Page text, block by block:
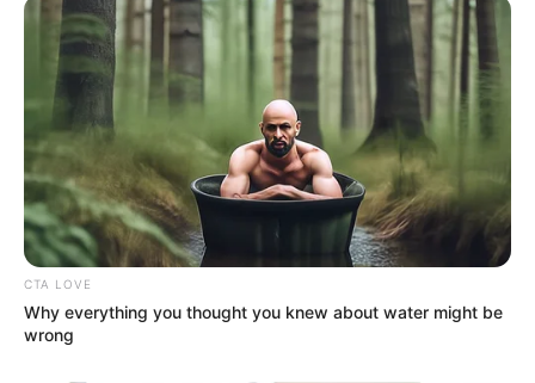
CTA LOVE
Why everything you thought you knew about water might be
wrong